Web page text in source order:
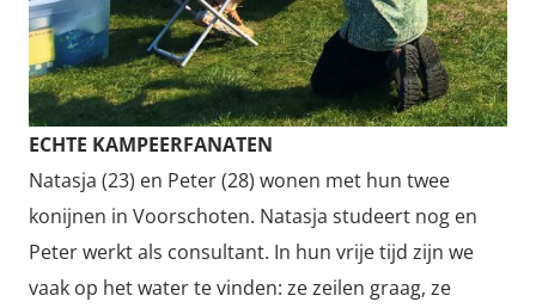
ECHTE KAMPEERFANATEN
Natasja (23) en Peter (28) wonen met hun twee
konijnen in Voorschoten. Natasja studeert nog en
Peter werkt als consultant. In hun vrije tijd zijn we
vaak op het water te vinden: ze zeilen graag, ze